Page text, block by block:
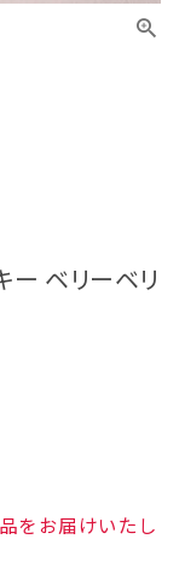
ー ベリーベリ
をお届けいたし